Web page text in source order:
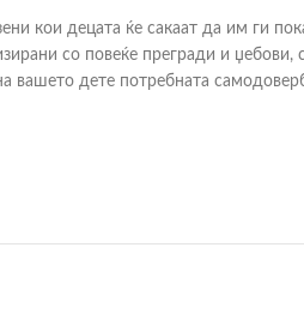
кои децата ќе сакаат да им ги
со повеќе прегради и
дете потребната